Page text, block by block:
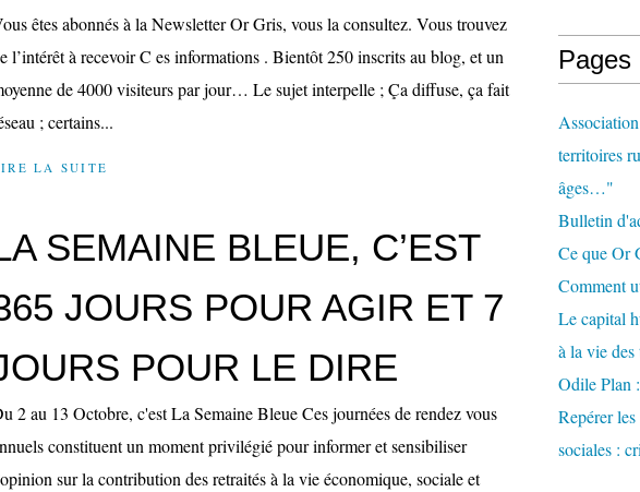
êtes abonnés à la Newsletter Or Gris, vous la consultez. Vous trouvez
l’intérêt à recevoir C es informations . Bientôt 250 inscrits au blog, et un
de 4000 visiteurs par jour… Le sujet interpelle ; Ça diffuse, ça fait
; certains...
LA SUITE
SEMAINE BLEUE, C’EST
JOURS POUR AGIR ET 7
POUR LE DIRE
2 au 13 Octobre, c'est La Semaine Bleue Ces journées de rendez vous
constituent un moment privilégié pour informer et sensibiliser
sur la contribution des retraités à la vie économique, sociale et
Pages
territoires
âges…"
Bulletin
Ce que Or
Comment
Le capital
à la vie
Odile Plan
Repérer
sociales :